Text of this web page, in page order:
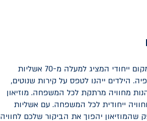
מוזיאון האשליות תל אביב, הממוקם בנמל תל אביב, הוא מקום ייחודי המציג למעלה מ-70 אשליות
הילדים ייהנו לטפס על קירות שנוטים,
מחוויה מרתקת לכל המשפחה. מוזיאון
ייחודית לכל המשפחה. עם אשליות
שהמוזיאון יהפוך את הביקור שלכם לחוויה